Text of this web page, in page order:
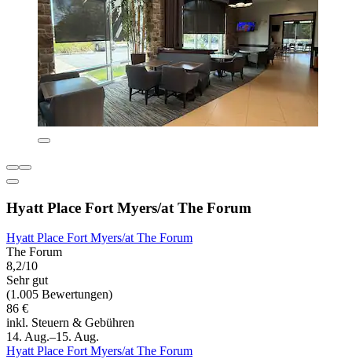
Hyatt Place Fort Myers/at The Forum
Hyatt Place Fort Myers/at The Forum
The Forum
8,2/10
Sehr gut
(1.005 Bewertungen)
86 €
inkl. Steuern & Gebühren
14. Aug.–15. Aug.
Hyatt Place Fort Myers/at The Forum